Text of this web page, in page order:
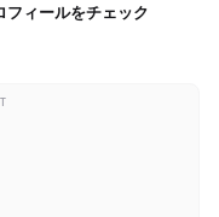
フィールをチェック